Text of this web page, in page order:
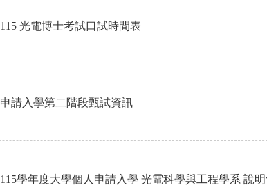
115 光電博士考試口試時間表
申請入學第二階段甄試資訊
115學年度大學個人申請入學 光電科學與工程學系 說